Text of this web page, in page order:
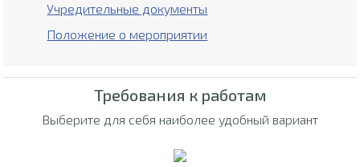
Учредительные документы
Положение о мероприятии
Требования к работам
Выберите для себя наиболее удобный вариант